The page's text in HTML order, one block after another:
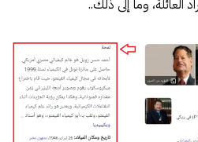
العائلة، وما إلى ذلك..